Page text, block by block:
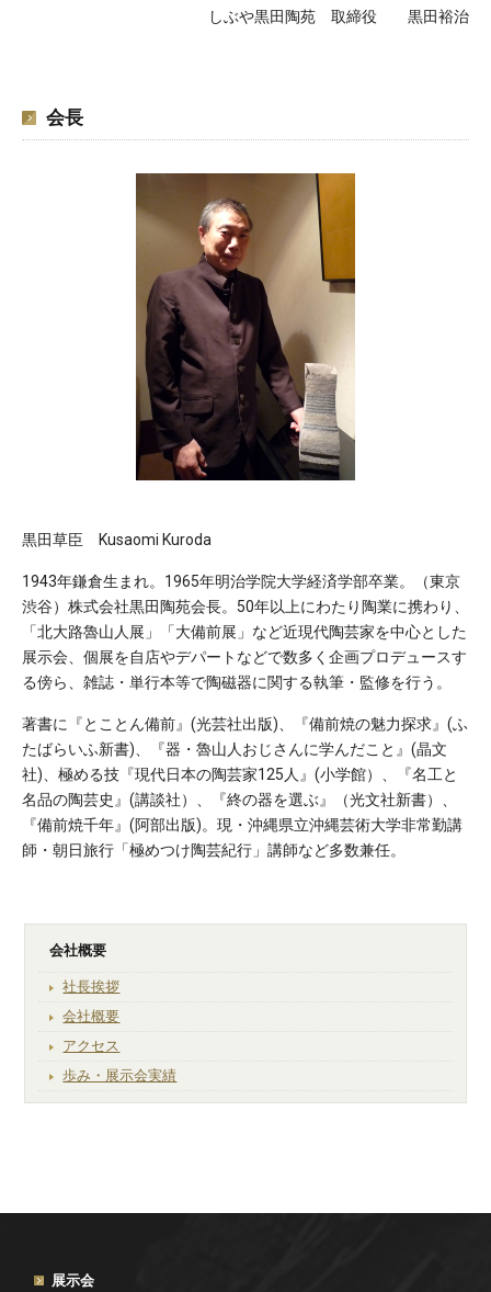
しぶや黒田陶苑 取締役 黒田裕治
会長
黒田草臣 Kusaomi Kuroda
1943年鎌倉生まれ。1965年明治学院大学経済学部卒業。（東京
渋谷）株式会社黒田陶苑会長。50年以上にわたり陶業に携わり、
「北大路魯山人展」「大備前展」など近現代陶芸家を中心とした
展示会、個展を自店やデパートなどで数多く企画プロデュースす
る傍ら、雑誌・単行本等で陶磁器に関する執筆・監修を行う。
著書に『とことん備前』(光芸社出版)、『備前焼の魅力探求』(ふ
たばらいふ新書)、『器・魯山人おじさんに学んだこと』(晶文
社)、極める技『現代日本の陶芸家125人』(小学館）、『名工と
名品の陶芸史』(講談社）、『終の器を選ぶ』（光文社新書）、
『備前焼千年』(阿部出版)。現・沖縄県立沖縄芸術大学非常勤講
師・朝日旅行「極めつけ陶芸紀行」講師など多数兼任。
会社概要
社長挨拶
会社概要
アクセス
歩み・展示会実績
展示会